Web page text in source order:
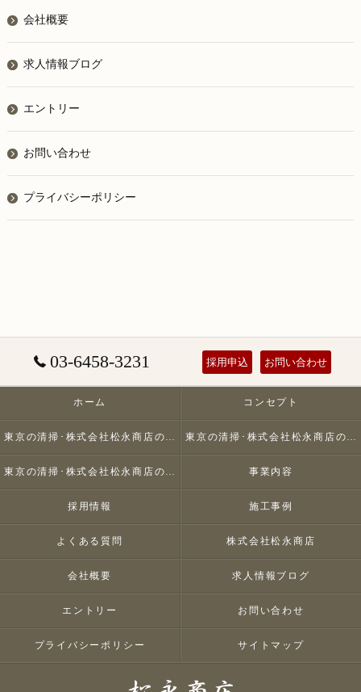
会社概要
求人情報ブログ
エントリー
お問い合わせ
プライバシーポリシー
03-6458-3231 採用申込 お問い合わせ
ホーム コンセプト
東京の清掃･株式会社松永商店の口コミ情報 東京の清掃･株式会社松永商店の評判
東京の清掃･株式会社松永商店のお客様の声 事業内容
採用情報 施工事例
よくある質問 株式会社松永商店
会社概要 求人情報ブログ
エントリー お問い合わせ
プライバシーポリシー サイトマップ